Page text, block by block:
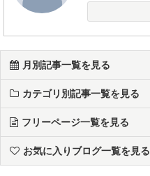
月別記事一覧を見る
カテゴリ別記事一覧を見る
フリーページ一覧を見る
お気に入りブログ一覧を見る